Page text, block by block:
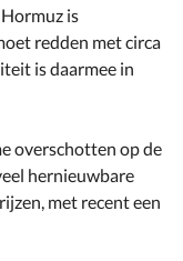
is
redden met circa
is daarmee in
overschotten op de
hernieuwbare
met recent een